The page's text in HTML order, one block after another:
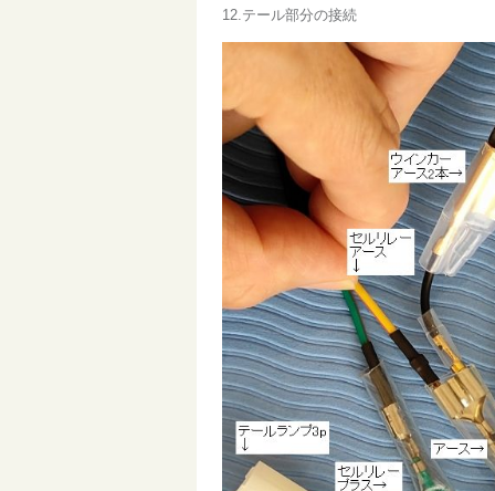
12.テール部分の接続